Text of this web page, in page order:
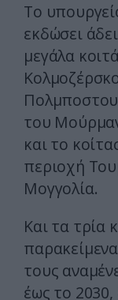
Το
εκδώσει
μεγάλα
του
και το
περιοχή
Μογγολία.
Και τα τρία
τους
έως το